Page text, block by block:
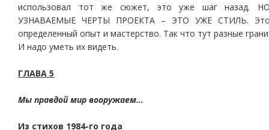
использовал тот же сюжет, это уже шаг назад.
УЗНАВАЕМЫЕ ЧЕРТЫ ПРОЕКТА – ЭТО УЖЕ СТИЛЬ.
определенный опыт и мастерство. Так что тут разные
И надо уметь их видеть.
ГЛАВА 5
Мы правдой мир вооружаем…
Из стихов 1984-го года